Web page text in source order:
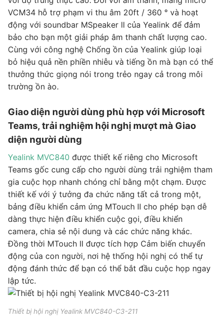
VCM34 hỗ trợ phạm vi thu âm 20ft / 360 ° và hoạt
động với soundbar MSpeaker II của Yealink để đảm
bảo cho bạn một giải pháp âm thanh chất lượng cao.
Cùng với công nghệ Chống ồn của Yealink giúp loại
bỏ hiệu quả nền phiền nhiễu và tiếng ồn mà bạn có thể
thưởng thức giọng nói trong trẻo ngay cả trong môi
trường ồn ào.
Giao diện người dùng phù hợp với Microsoft
Teams, trải nghiệm hội nghị mượt mà Giao
diện người dùng
Yealink MVC840 được thiết kế riêng cho Microsoft
Teams gốc cung cấp cho người dùng trải nghiệm tham
gia cuộc họp nhanh chóng chỉ bằng một chạm. Được
thiết kế với ý tưởng đa chức năng tất cả trong một,
bảng điều khiển cảm ứng MTouch II cho phép bạn dễ
dàng thực hiện điều khiển cuộc gọi, điều khiển
camera, chia sẻ nội dung và các chức năng khác.
Đồng thời MTouch II được tích hợp Cảm biến chuyển
động của con người, nơi hệ thống hội nghị có thể tự
động đánh thức để bạn có thể bắt đầu cuộc họp ngay
lập tức.
Thiết bị hội nghị Yealink MVC840-C3-211